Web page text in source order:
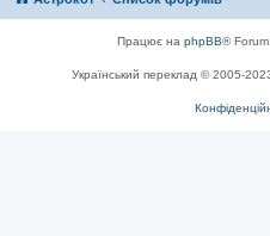
Працює на phpBB®
Український переклад © 2005-